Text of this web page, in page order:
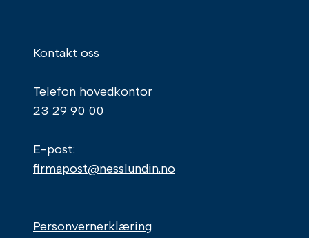
Kontakt oss
Telefon hovedkontor
23 29 90 00
E-post:
firmapost@nesslundin.no
Personvernerklæring